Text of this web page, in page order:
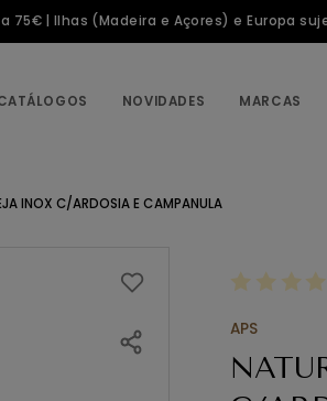
75€ | Ilhas (Madeira e Açores) e Europa
NOVIDADES MARCAS
INOX C/ARDOSIA E CAMPANULA
APS